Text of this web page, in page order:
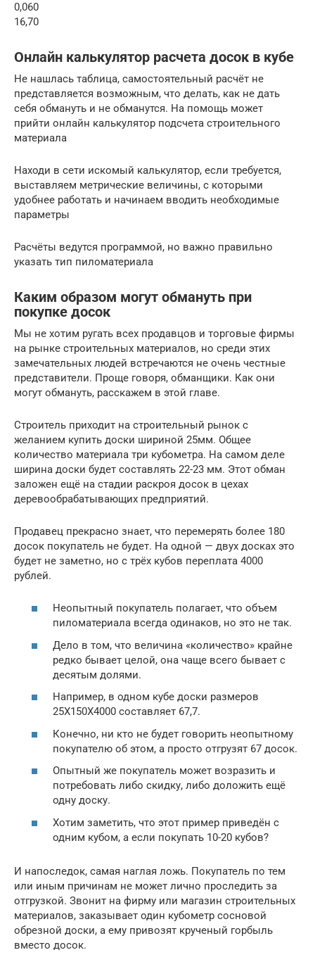
0,060
16,70
Онлайн калькулятор расчета досок в кубе
Не нашлась таблица, самостоятельный расчёт не
представляется возможным, что делать, как не дать
себя обмануть и не обманутся. На помощь может
прийти онлайн калькулятор подсчета строительного
материала
Находи в сети искомый калькулятор, если требуется,
выставляем метрические величины, с которыми
удобнее работать и начинаем вводить необходимые
параметры
Расчёты ведутся программой, но важно правильно
указать тип пиломатериала
Каким образом могут обмануть при
покупке досок
Мы не хотим ругать всех продавцов и торговые фирмы
на рынке строительных материалов, но среди этих
замечательных людей встречаются не очень честные
представители. Проще говоря, обманщики. Как они
могут обмануть, расскажем в этой главе.
Строитель приходит на строительный рынок с
желанием купить доски шириной 25мм. Общее
количество материала три кубометра. На самом деле
ширина доски будет составлять 22-23 мм. Этот обман
заложен ещё на стадии раскроя досок в цехах
деревообрабатывающих предприятий.
Продавец прекрасно знает, что перемерять более 180
досок покупатель не будет. На одной — двух досках это
будет не заметно, но с трёх кубов переплата 4000
рублей.
Неопытный покупатель полагает, что объем
пиломатериала всегда одинаков, но это не так.
Дело в том, что величина «количество» крайне
редко бывает целой, она чаще всего бывает с
десятым долями.
Например, в одном кубе доски размеров
25Х150Х4000 составляет 67,7.
Конечно, ни кто не будет говорить неопытному
покупателю об этом, а просто отгрузят 67 досок.
Опытный же покупатель может возразить и
потребовать либо скидку, либо доложить ещё
одну доску.
Хотим заметить, что этот пример приведён с
одним кубом, а если покупать 10-20 кубов?
И напоследок, самая наглая ложь. Покупатель по тем
или иным причинам не может лично проследить за
отгрузкой. Звонит на фирму или магазин строительных
материалов, заказывает один кубометр сосновой
обрезной доски, а ему привозят крученый горбыль
вместо досок.